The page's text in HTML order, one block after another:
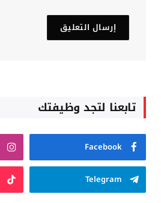
تابعنا لتجد وظيفتك
Facebook
Telegram